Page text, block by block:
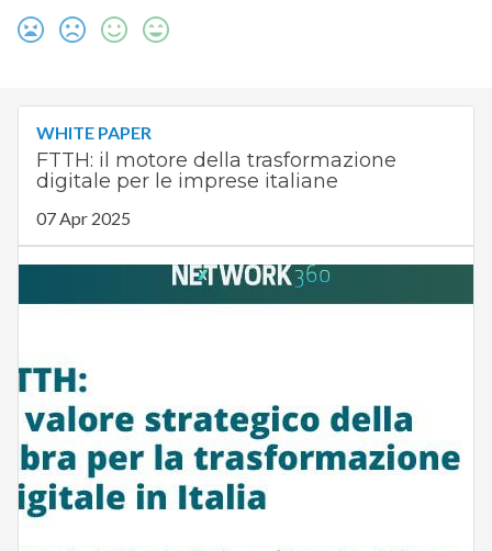
WHITE PAPER
FTTH: il motore della trasformazione
digitale per le imprese italiane
07 Apr 2025